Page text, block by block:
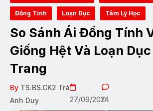
Đồng Tính Loạn Dục Tâm Lý Học
So Sánh Ái Đồng Tính
Giống Hệt Và Loạn
Trang
By TS.BS.CK2 Trà
Anh Duy
27/09/2024
0